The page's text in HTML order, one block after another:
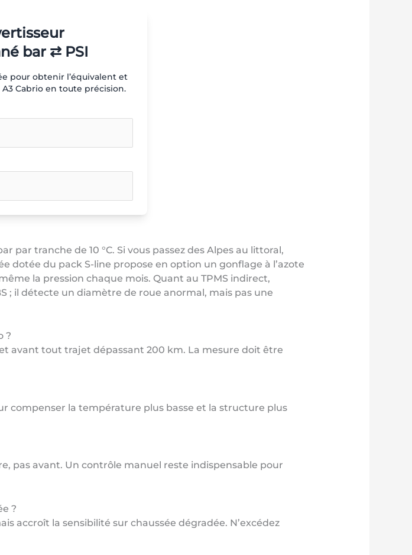
bar ⇄ PSI
pour obtenir l’équivalent et
Cabrio en toute précision.
par tranche de 10 °C. Si vous passez des Alpes au littoral,
dotée du pack S-line propose en option un gonflage à l’azote
la pression chaque mois. Quant au TPMS indirect,
; il détecte un diamètre de roue anormal, mais pas une
?
avant tout trajet dépassant 200 km. La mesure doit être
compenser la température plus basse et la structure plus
pas avant. Un contrôle manuel reste indispensable pour
?
accroît la sensibilité sur chaussée dégradée. N’excédez